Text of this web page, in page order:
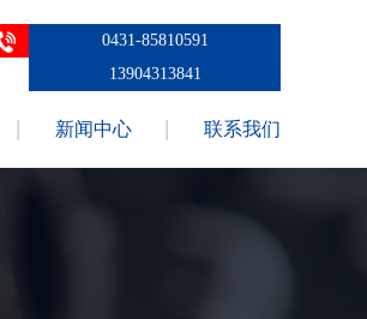
0431-85810591
13904313841
新闻中心 联系我们